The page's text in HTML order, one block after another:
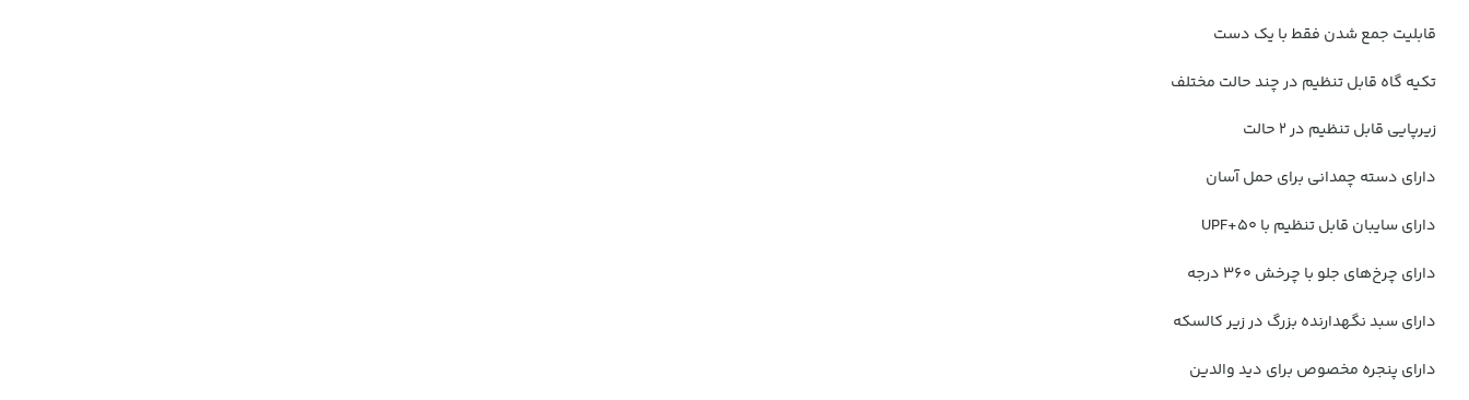
قابلیت جمع شدن فقط با یک دست
تکیه گاه قابل تنظیم در چند حالت مختلف
زیرپایی قابل تنظیم در 2 حالت
دارای دسته چمدانی برای حمل آسان
دارای سایبان قابل تنظیم با UPF+50
دارای چرخ‌های جلو با چرخش ۳۶۰ درجه
دارای سبد نگهدارنده بزرگ در زیر کالسکه
دارای پنجره مخصوص برای دید والدین